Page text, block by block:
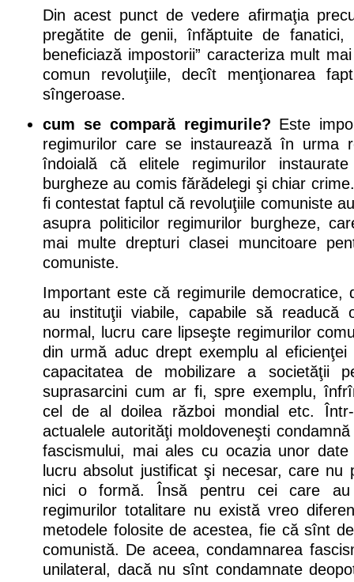
Din acest punct de vedere afirmaţia
pregătite de genii, înfăptuite de
beneficiază impostorii” caracteriza mult
comun revoluţiile, decît menţionarea
sîngeroase.
cum se compară regimurile? Este
regimurilor care se instaurează în urma
îndoială că elitele regimurilor
burgheze au comis fărădelegi şi chiar
fi contestat faptul că revoluţiile comuniste
asupra politicilor regimurilor burgheze,
mai multe drepturi clasei muncitoare
comuniste.
Important este că regimurile democratice,
au instituţii viabile, capabile să readucă
normal, lucru care lipseşte regimurilor
din urmă aduc drept exemplu al eficienţei
capacitatea de mobilizare a societăţii
suprasarcini cum ar fi, spre exemplu,
cel de al doilea război mondial etc.
actualele autorităţi moldoveneşti
fascismului, mai ales cu ocazia unor
lucru absolut justificat şi necesar, care nu
nici o formă. Însă pentru cei care au
regimurilor totalitare nu există vreo
metodele folosite de acestea, fie că sînt
comunistă. De aceea, condamnarea
unilateral, dacă nu sînt condamnate